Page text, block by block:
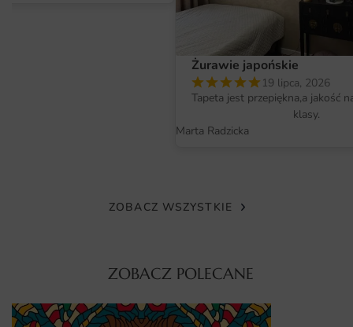
również w klimatycznych wnętrzach klasycznych, gdzie
pełni rolę zaskakującego akcentu. Zobacz więcej propozycji
, by dobrać idealny wariant
Fototapeta drukowana jest metodą lateksową w wysokiej
gramaturze 200 g/m², która nie odbija światła i nie
Żurawie japońskie
19 lipca, 2026
Tapeta jest przepiękna,a jakość
klasy.
Marta Radzicka
ZOBACZ WSZYSTKIE
ZOBACZ POLECANE